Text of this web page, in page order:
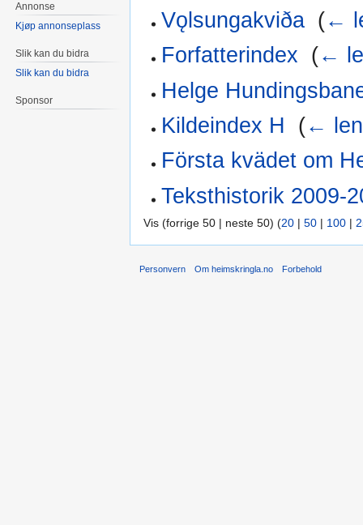
Vǫlsungakviða (←
Forfatterindex (←
Helge
Kildeindex H
(←
Första kvädet om
Teksthistorik 2009-
Vis (forrige 50 | neste 50) (20 | 50 | 100 |
Annonse
Kjøp annonseplass
Slik kan du bidra
Slik kan du bidra
Sponsor
Personvern Om heimskringla.no Forbehold